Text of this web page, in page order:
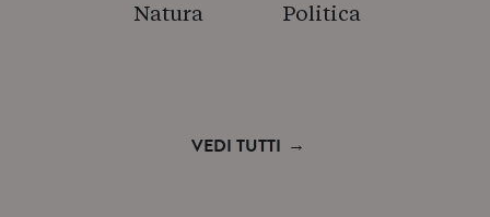
Natura Politica
VEDI TUTTI →